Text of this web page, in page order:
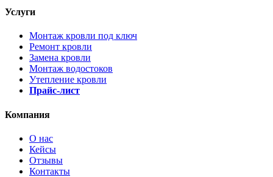
Услуги
Монтаж кровли под ключ
Ремонт кровли
Замена кровли
Монтаж водостоков
Утепление кровли
Прайс-лист
Компания
О нас
Кейсы
Отзывы
Контакты